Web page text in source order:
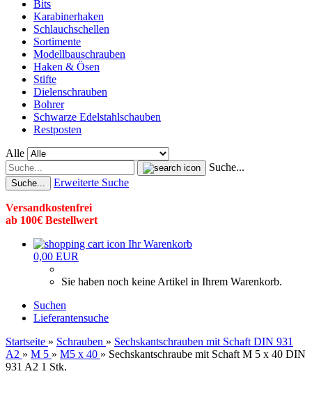
Bits
Karabinerhaken
Schlauchschellen
Sortimente
Modellbauschrauben
Haken & Ösen
Stifte
Dielenschrauben
Bohrer
Schwarze Edelstahlschauben
Restposten
Alle
Suche...
Suche... Erweiterte Suche
Versandkostenfrei
ab 100€ Bestellwert
Ihr Warenkorb
0,00 EUR
Sie haben noch keine Artikel in Ihrem Warenkorb.
Suchen
Lieferantensuche
Startseite » Schrauben » Sechskantschrauben mit Schaft DIN 931
A2 » M 5 » M5 x 40 » Sechskantschraube mit Schaft M 5 x 40 DIN
931 A2 1 Stk.